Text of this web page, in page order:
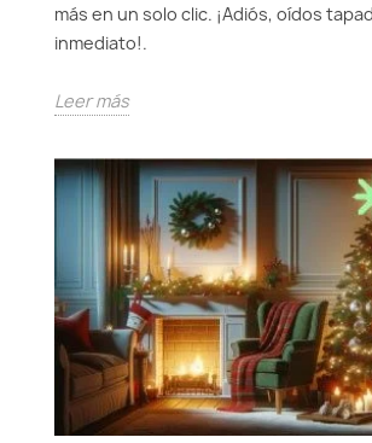
más en un solo clic. ¡Adiós, oídos
inmediato!.
Leer más